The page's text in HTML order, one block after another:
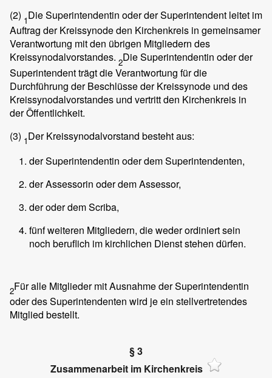
(2) 1Die Superintendentin oder der Superintendent leitet im
Auftrag der Kreissynode den Kirchenkreis in gemeinsamer
Verantwortung mit den übrigen Mitgliedern des
Kreissynodalvorstandes. 2Die Superintendentin oder der
Superintendent trägt die Verantwortung für die
Durchführung der Beschlüsse der Kreissynode und des
Kreissynodalvorstandes und vertritt den Kirchenkreis in
der Öffentlichkeit.
(3) 1Der Kreissynodalvorstand besteht aus:
der Superintendentin oder dem Superintendenten,
der Assessorin oder dem Assessor,
der oder dem Scriba,
fünf weiteren Mitgliedern, die weder ordiniert sein
noch beruflich im kirchlichen Dienst stehen dürfen.
2Für alle Mitglieder mit Ausnahme der Superintendentin
oder des Superintendenten wird je ein stellvertretendes
Mitglied bestellt.
§ 3
Zusammenarbeit im Kirchenkreis